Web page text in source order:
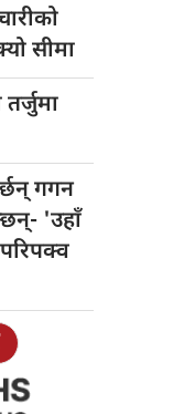
सीमा
तर्जुमा
गगन
'उहाँ